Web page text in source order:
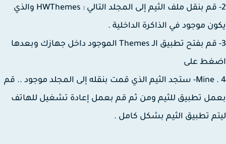
2- قم بنقل ملف الثيم إلى المجلد التالي : HWThemes والذي
موجود في الذاكرة الداخلية .
3- قم بفتح تطبيق الـ Themes الموجود داخل جهازك وبعدها
على
Mine . 4- ستجد الثيم الذي قمت بنقله إلى المجلد موجود .. قم
تطبيق للثيم ومن ثم قم بعمل إعادة تشغيل للهاتف
تطبيق الثيم بشكل كامل .